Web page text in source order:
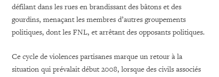
défilant dans les rues en brandissant des bâtons et des
gourdins, menaçant les membres d’autres groupements
politiques, dont les FNL, et arrêtant des opposants politiques.
Ce cycle de violences partisanes marque un retour à la
situation qui prévalait début 2008, lorsque des civils associés